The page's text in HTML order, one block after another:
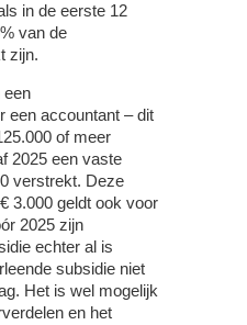
in de eerste 12
van de
zijn.
een
een accountant – dit
of meer
2025 een vaste
verstrekt. Deze
3.000 geldt ook voor
2025 zijn
echter al is
subsidie niet
Het is wel mogelijk
en het